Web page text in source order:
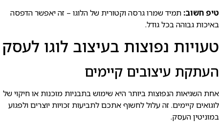
טיפ חשוב: תמיד שמרו גרסה וקטורית של הלוגו – זה יאפשר הדפסה
באיכות גבוהה בכל גודל.
טעויות נפוצות בעיצוב לוגו לעסק
העתקת עיצובים קיימים
אחת השגיאות הנפוצות ביותר היא שימוש בתבניות מוכנות או חיקוי של
לוגואים קיימים. זה עלול לחשוף אתכם לתביעות זכויות יוצרים ולפגוע
במוניטין העסק.